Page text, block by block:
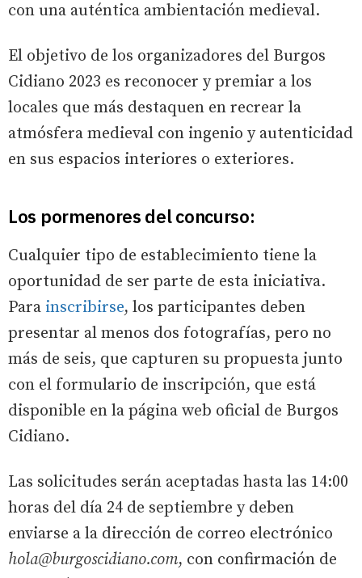
con una auténtica ambientación medieval.
El objetivo de los organizadores del Burgos
Cidiano 2023 es reconocer y premiar a los
locales que más destaquen en recrear la
atmósfera medieval con ingenio y autenticidad
en sus espacios interiores o exteriores.
Los pormenores del concurso:
Cualquier tipo de establecimiento tiene la
oportunidad de ser parte de esta iniciativa.
Para inscribirse, los participantes deben
presentar al menos dos fotografías, pero no
más de seis, que capturen su propuesta junto
con el formulario de inscripción, que está
disponible en la página web oficial de Burgos
Cidiano.
Las solicitudes serán aceptadas hasta las 14:00
horas del día 24 de septiembre y deben
enviarse a la dirección de correo electrónico
hola@burgoscidiano.com, con confirmación de